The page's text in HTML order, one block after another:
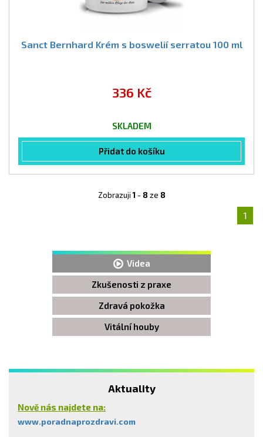
Sanct Bernhard Krém s boswelií serratou 100 ml
336 Kč
SKLADEM
Přidat do košíku
Zobrazuji1 - 8 ze 8
1
Videa
Zkušenosti z praxe
Zdravá pokožka
Vitální houby
Aktuality
Nově nás najdete na:
www.poradnaprozdravi.com